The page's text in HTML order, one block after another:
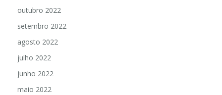
outubro 2022
setembro 2022
agosto 2022
julho 2022
junho 2022
maio 2022